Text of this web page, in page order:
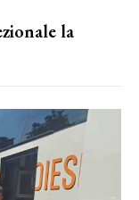
la